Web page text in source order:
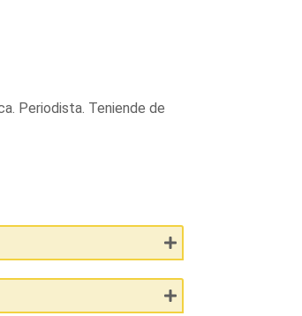
Periodista. Teniende de